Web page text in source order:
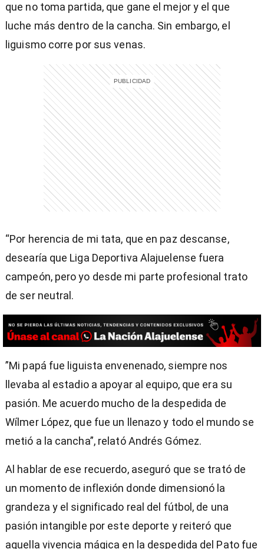
que no toma partida, que gane el mejor y el que
luche más dentro de la cancha. Sin embargo, el
liguismo corre por sus venas.
“Por herencia de mi tata, que en paz descanse,
desearía que Liga Deportiva Alajuelense fuera
campeón, pero yo desde mi parte profesional trato
de ser neutral.
”Mi papá fue liguista envenenado, siempre nos
llevaba al estadio a apoyar al equipo, que era su
pasión. Me acuerdo mucho de la despedida de
Wílmer López, que fue un llenazo y todo el mundo se
metió a la cancha”, relató Andrés Gómez.
Al hablar de ese recuerdo, aseguró que se trató de
un momento de inflexión donde dimensionó la
grandeza y el significado real del fútbol, de una
pasión intangible por este deporte y reiteró que
aquella vivencia mágica en la despedida del Pato fue